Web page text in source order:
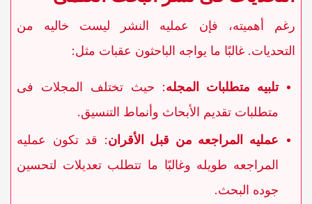
رغم أهمیته، فإن عملیه النشر لیست خالیه من
التحدیات. غالبًا ما یواجه الباحثون عقبات مثل:
تلبیه متطلبات المجله: حیث تختلف المجلات فی
متطلبات تقدیم الأبحاث وأنماط التنسیق.
عملیه المراجعه من قبل الأقران: قد تکون عملیه
المراجعه طویله وغالبًا ما تتطلب تعدیلات لتحسین
جوده البحث.